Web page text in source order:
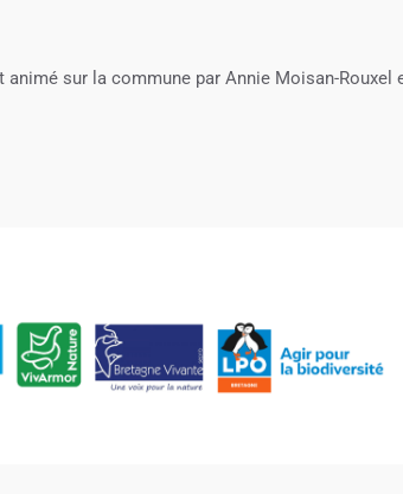
sur la commune par Annie Moisan-Rouxel